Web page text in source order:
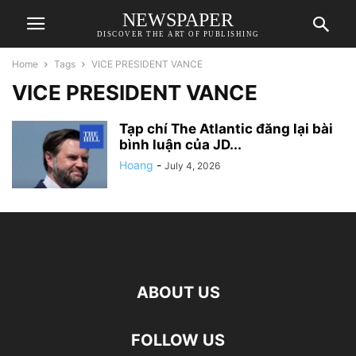
NEWSPAPER
DISCOVER THE ART OF PUBLISHING
Home Tags VICE PRESIDENT VANCE
VICE PRESIDENT VANCE
Tạp chí The Atlantic đăng lại bài
bình luận của JD...
Hoang - July 4, 2026
ABOUT US
FOLLOW US